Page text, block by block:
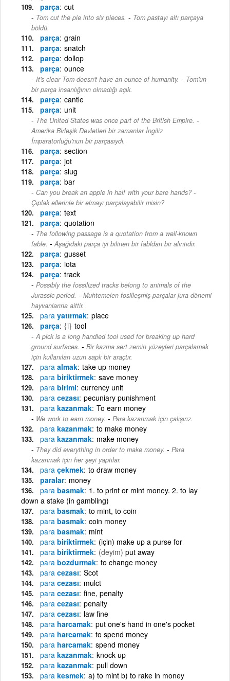
parça cut
Tom cut the pie into six pieces. - Tom pastayı altı parçaya
böldü.
parça grain
parça snatch
parça dollop
parça ounce
It's clear Tom doesn't have an ounce of humanity. - Tom'un
bir parça insanlığının olmadığı açık.
parça cantle
parça unit
The United States was once part of the British Empire. -
Amerika Birleşik Devletleri bir zamanlar İngiliz
İmparatorluğu'nun bir parçasıydı.
parça section
parça jot
parça slug
parça bar
Can you break an apple in half with your bare hands? -
Çıplak ellerinle bir elmayı parçalayabilir misin?
parça text
parça quotation
The following passage is a quotation from a well-known
fable. - Aşağıdaki parça iyi bilinen bir fabldan bir alıntıdır.
parça gusset
parça iota
parça track
Possibly the fossilized tracks belong to animals of the
Jurassic period. - Muhtemelen fosilleşmiş parçalar jura dönemi
hayvanlarına aittir.
para yatırmak place
parça {i} tool
A pick is a long handled tool used for breaking up hard
ground surfaces. - Bir kazma sert zemin yüzeyleri parçalamak
için kullanılan uzun saplı bir araçtır.
para almak take up money
para biriktirmek save money
para birimi currency unit
para cezası pecuniary punishment
para kazanmak To earn money
We work to earn money. - Para kazanmak için çalışırız.
para kazanmak to make money
para kazanmak make money
They did everything in order to make money. - Para
kazanmak için her şeyi yaptılar.
para çekmek to draw money
paralar money
para basmak 1. to print or mint money. 2. to lay
down a stake (in gambling)
para basmak to mint, to coin
para basmak coin money
para basmak mint
para biriktirmek (için) make up a purse for
para biriktirmek (deyim) put away
para bozdurmak to change money
para cezası Scot
para cezası mulct
para cezası fine, penalty
para cezası penalty
para cezası law fine
para harcamak put one's hand in one's pocket
para harcamak to spend money
para harcamak spend money
para kazanmak knock up
para kazanmak pull down
para kesmek a) to mint b) to rake in money